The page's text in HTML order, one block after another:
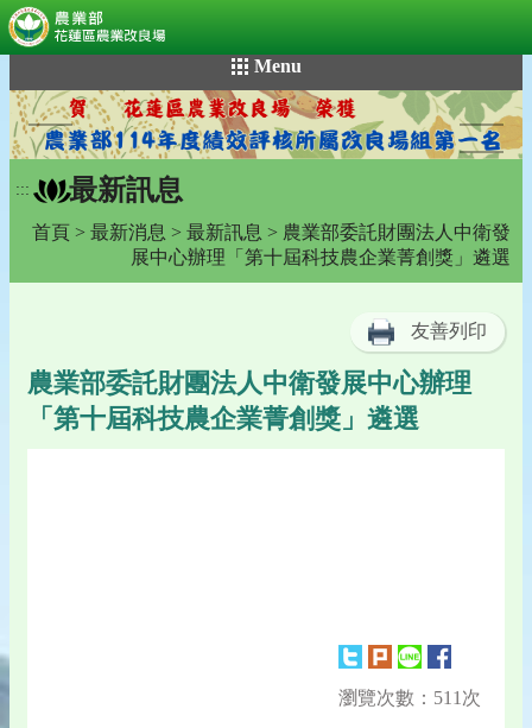
到
主
要
內
容
Menu
::: 最新訊息
首頁 > 最新消息 > 最新訊息 > 農業部委託財團法人中衛發
展中心辦理「第十屆科技農企業菁創獎」遴選
友善列印
農業部委託財團法人中衛發展中心辦理
「第十屆科技農企業菁創獎」遴選
瀏覽次數：511次